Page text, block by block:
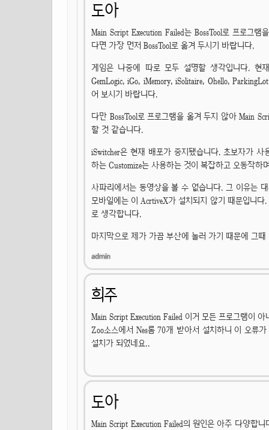
도아
Main Script Execution Failed는 BossTool로 프로그
다면 가장 먼저 BossTool로 옮겨 두시기 바랍니다.
게임은 나중에 따로 모두 설명할 생각입니다. 현
GemLogic, iGo, iMemory, iSolitaire, Ohello,
어 보시기 바랍니다.
다만 BossTool로 프로그램을 옮겨 두지 않아 Main
할 것 같습니다.
iSwitcher은 현재 배포가 중지됐습니다. 초보자가
하는 Customize는 사용하는 것이 복잡하고 오동작
사파리에서는 동영상을 볼 수 없습니다. 그 이유는
모바일에는 이 AcrtiveX가 설치되지 않기 때문입니
로 생각합니다.
마지막으로 제가 가끔 부산에 놀러 가기 때문에 그
희주
Main Script Execution Failed 이거 모든 프로그램이
Zoo소스에서 Nes롬 70개 받아서 설치하니 이 오류
설치가 되었네요..
도아
Main Script Execution Failed의 원인은 아주 다양합